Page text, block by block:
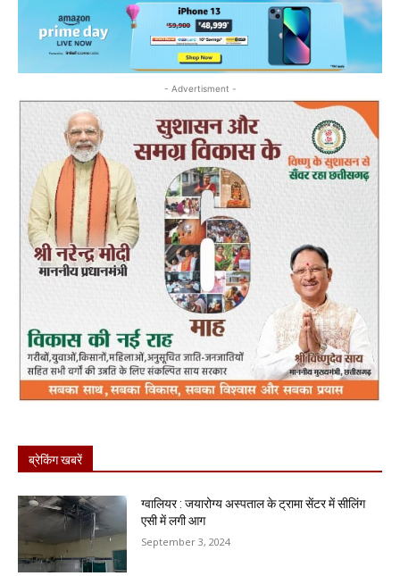
- Advertisment -
ब्रेकिंग खबरें
ग्वालियर : जयारोग्य अस्पताल के ट्रामा सेंटर में सीलिंग
एसी में लगी आग
September 3, 2024